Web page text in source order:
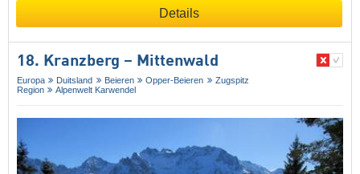
Details
18. Kranzberg – Mittenwald
Europa Duitsland Beieren Opper-Beieren
Zugspitz
Region
Alpenwelt Karwendel